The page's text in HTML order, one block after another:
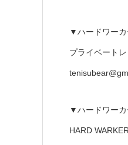
▼ハードワー
プライベート
▼ハードワーカ
HARD